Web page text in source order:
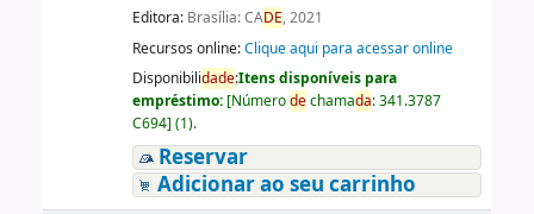
Editora: Brasília: CADE, 2021
Recursos online:Clique aqui para acessar online
Disponibilidade:Itens disponíveis para
empréstimo: [Númerodechamada:341.3787
C694] (1).
Reservar
Adicionar ao seu carrinho